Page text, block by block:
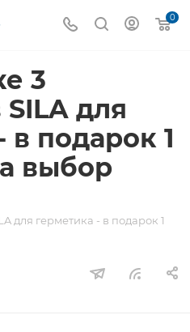
0
3
для
в подарок 1
выбор
для герметика - в подарок 1